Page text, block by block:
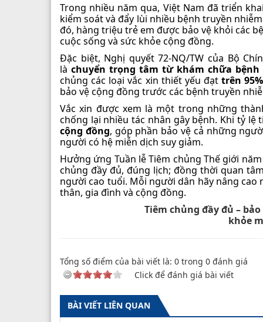
Trong nhiều năm qua, Việt Nam đã triển
kiểm soát và đẩy lùi nhiều bệnh truyền
đó, hàng triệu trẻ em được bảo vệ khỏi các
cuộc sống và sức khỏe cộng đồng.
Đặc biệt, Nghị quyết 72-NQ/TW của Bộ
làchuyển trọng tâm từ khám chữa bệnh
chủng các loại vắc xin thiết yếu đạttrên 95%
bảo vệ cộng đồng trước các bệnh truyền
Vắc xin được xem là một trong những
chống lại nhiều tác nhân gây bệnh. Khi tỷ
cộng đồng, góp phần bảo vệ cả những
người có hệ miễn dịch suy giảm.
Hưởng ứng Tuần lễ Tiêm chủng Thế giới
chủng đầy đủ, đúng lịch; đồng thời quan
người cao tuổi. Mỗi người dân hãy nâng cao
thân, gia đình và cộng đồng.
Tiêm chủng đầy đủ –
khỏe
Tổng số điểm của bài viết là: 0 trong 0 đánh giá
Click để đánh giá bài viết
BÀI VIẾT LIÊN QUAN